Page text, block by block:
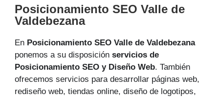
Posicionamiento SEO Valle de
Valdebezana
En Posicionamiento SEO Valle de Valdebezana
ponemos a su disposición servicios de
Posicionamiento SEO y Diseño Web. También
ofrecemos servicios para desarrollar páginas web,
rediseño web, tiendas online, diseño de logotipos,